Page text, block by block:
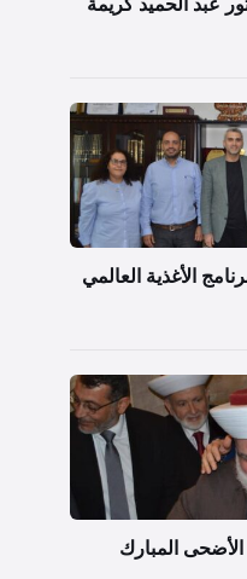
الأغذية العالمي
المبارك